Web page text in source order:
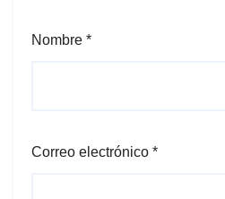
Nombre *
Correo electrónico *